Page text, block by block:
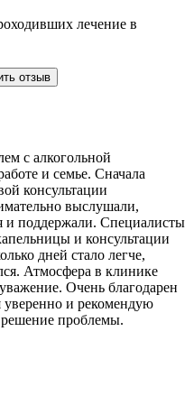
лечение в
отзыв
с алкогольной
и семье. Сначала
консультации
выслушали,
и поддержали. Специалисты
и консультации
дней стало легче,
Атмосфера в клинике
Очень благодарен
уверенно и рекомендую
проблемы.